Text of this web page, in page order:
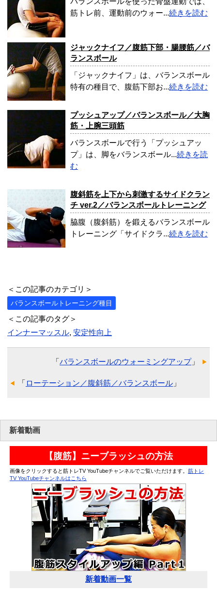
筋トレ前、運動前のウォー...続きを読む
ジャックナイフ／腹筋下部・腸腰筋／バ
ランスボール
「ジャックナイフ」は、バランスボール
特有の種目で、腹筋下部お...続きを読む
プッシュアップ／バランスボール／大胸
筋・上腕三頭筋
バランスボールで行う「プッシュアッ
プ」は、脚をバランスボール...続きを読
む
腹斜筋を上下から刺激するサイドクラン
チ ver.2／バランスボールトレーニング
脇腹（腹斜筋）を鍛えるバランスボール
トレーニング「サイドクラ...続きを読む
＜この記事のカテゴリ＞
バランスボールトレーニング種目
＜この記事のタグ＞
インナーマッスル, 安定性向上
「 バランスボールのウォーミングアップ」
「 ローテーション／腹斜筋／バランスボール 」
新着動画
【腹筋】ニーブラッシュの方法
画像をクリックすると筋トレTV YouTubeチャンネルでご覧いただけます。 筋トレ
TV YouTubeチャンネルはこちら
新着動画一覧